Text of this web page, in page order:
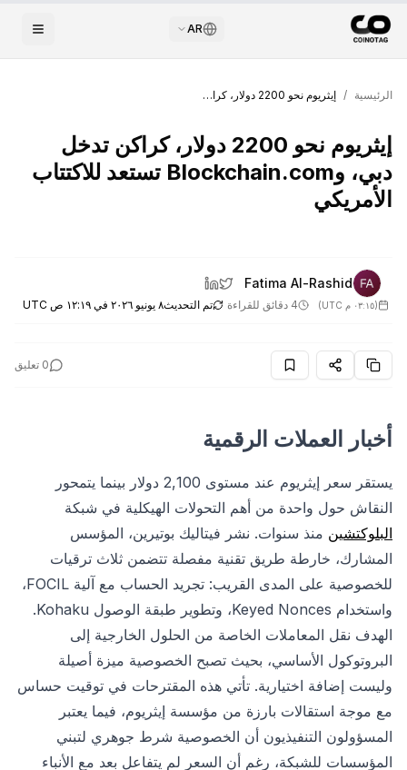
AR
الرئيسية / إيثريوم نحو 2200 دولار، كراكن تدخل دبي، وBlockchain.com تستعد للاكتتاب الأمريكي
إيثريوم نحو 2200 دولار، كراكن تدخل
دبي، وBlockchain.com تستعد للاكتتاب
الأمريكي
Fatima Al-Rashid
(٠٣:١٥ م UTC ) 4 دقائق للقراءة تم التحديث٨ يونيو ٢٠٢٦ في ١٢:١٩ ص UTC
0 تعليق
أخبار العملات الرقمية
يستقر سعر إيثريوم عند مستوى 2,100 دولار بينما يتمحور
النقاش حول واحدة من أهم التحولات الهيكلية في شبكة
البلوكتشين منذ سنوات. نشر فيتاليك بوتيرين، المؤسس
المشارك، خارطة طريق تقنية مفصلة تتضمن ثلاث ترقيات
للخصوصية على المدى القريب: تجريد الحساب مع آلية FOCIL،
واستخدام Keyed Nonces، وتطوير طبقة الوصول Kohaku.
الهدف نقل المعاملات الخاصة من الحلول الخارجية إلى
البروتوكول الأساسي، بحيث تصبح الخصوصية ميزة أصيلة
وليست إضافة اختيارية. تأتي هذه المقترحات في توقيت حساس
مع موجة استقالات بارزة من مؤسسة إيثريوم، فيما يعتبر
المسؤولون التنفيذيون أن الخصوصية شرط جوهري لتبني
المؤسسات للشبكة، رغم أن السعر لم يتفاعل بعد مع الأنباء